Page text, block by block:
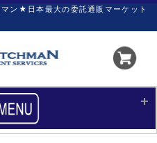
ン★日本最大の委託通販マーケット